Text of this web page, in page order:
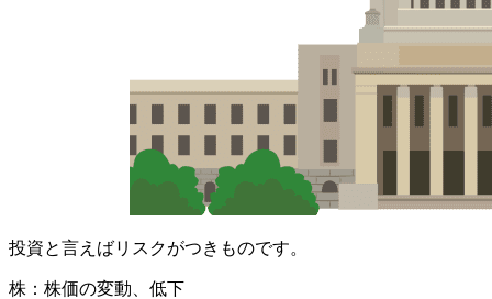
投資と言えばリスクがつきものです。
株：株価の変動、低下